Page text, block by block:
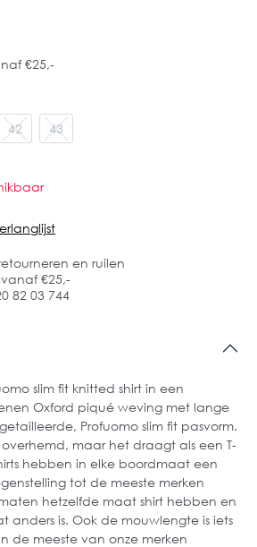
€25,-
42 43
en ruilen
€25,-
82 03 744
slim fit knitted shirt in een
Oxford piqué weving met lange
Profuomo slim fit pasvorm.
maar het draagt als een T-
hebben in elke boordmaat een
tot de meeste merken
hetzelfde maat shirt hebben en
anders is. Ook de mouwlengte is iets
de meeste van onze merken